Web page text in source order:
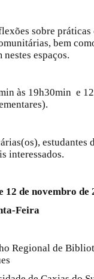
sobre
bem
espaços.
às 19h30min e
estudantes
interessados.
12 de novembro de
Feira
Regional de